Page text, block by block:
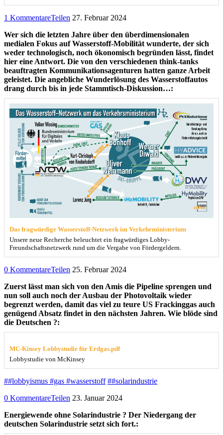
1 KommentareTeilen 27. Februar 2024
Wer sich die letzten Jahre über den überdimensionalen
medialen Fokus auf Wasserstoff-Mobilität wunderte, der sich
weder technologisch, noch ökonomisch begründen lässt, findet
hier eine Antwort. Die von den verschiedenen think-tanks
beauftragten Kommunikationsagenturen hatten ganze Arbeit
geleistet. Die angebliche Wunderlösung des Wasserstoffautos
drang durch bis in jede Stammtisch-Diskussion…:
Das fragwürdige Wasserstoff-Netzwerk im Verkehrministerium
Unsere neue Recherche beleuchtet ein fragwürdiges Lobby-
Freundschaftsnetzwerk rund um die Vergabe von Fördergeldern.
0 KommentareTeilen 25. Februar 2024
Zuerst lässt man sich von den Amis die Pipeline sprengen und
nun soll auch noch der Ausbau der Photovoltaik wieder
begrenzt werden, damit das viel zu teure US Frackinggas auch
genügend Absatz findet in den nächsten Jahren. Wie blöde sind
die Deutschen ?:
MC-Kinsey Lobbystudie für Erdgas.pdf
Lobbystudie von McKinsey
##lobbyismus #gas #wasserstoff ##solarindustrie
0 KommentareTeilen 23. Januar 2024
Energiewende ohne Solarindustrie ? Der Niedergang der
deutschen Solarindustrie setzt sich fort.: